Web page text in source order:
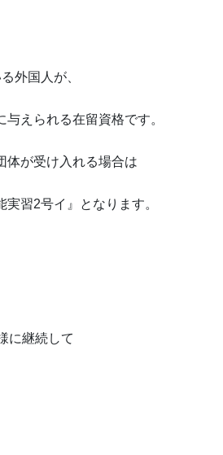
外国人が、
えられる在留資格です。
体が受け入れる場合は
習2号イ』となります。
に継続して